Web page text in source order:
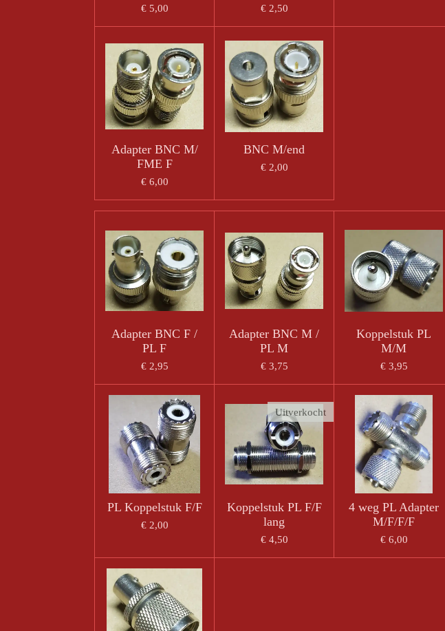
€ 5,00 € 2,50
Adapter BNC M/
FME F
€ 6,00
BNC M/end
€ 2,00
Adapter BNC F /
PL F
€ 2,95
Adapter BNC M /
PL M
€ 3,75
Koppelstuk PL
M/M
€ 3,95
PL Koppelstuk F/F
€ 2,00
Uitverkocht
Koppelstuk PL F/F
lang
€ 4,50
4 weg PL Adapter
M/F/F/F
€ 6,00